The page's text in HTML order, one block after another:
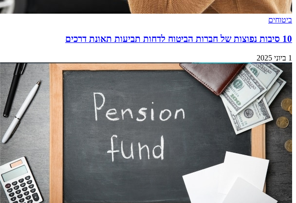
ביטוחים
10 סיבות נפוצות של חברות הביטוח לדחות תביעות תאונת דרכים
1 ביוני 2025